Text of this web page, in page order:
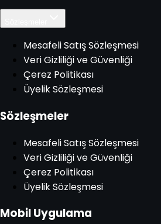
Mesafeli Satış Sözleşmesi
Veri Gizliliği ve Güvenliği
Çerez Politikası
Üyelik Sözleşmesi
Sözleşmeler
Mesafeli Satış Sözleşmesi
Veri Gizliliği ve Güvenliği
Çerez Politikası
Üyelik Sözleşmesi
Mobil Uygulama